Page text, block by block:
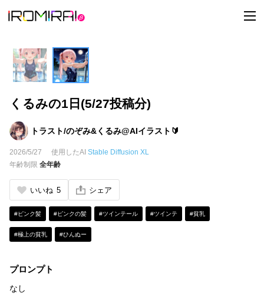
t
o
くるみの1日(5/27投稿分)
トラスト/のぞみ&くるみ@AIイラスト🔰
2026/5/27 使用したAI Stable Diffusion XL
年齢制限 全年齢
いいね 5 シェア
#ピンク髪 #ピンクの髪 #ツインテール #ツインテ #貧乳
#極上の貧乳 #ひんぬー
プロンプト
なし